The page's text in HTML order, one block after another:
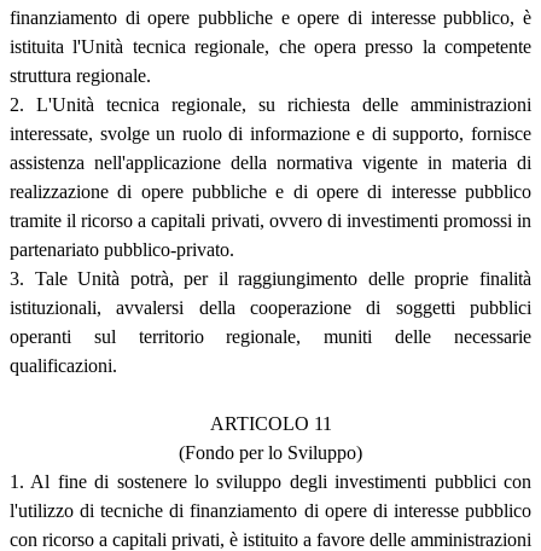
finanziamento di opere pubbliche e opere di interesse pubblico, è
istituita l'Unità tecnica regionale, che opera presso la competente
struttura regionale.
2. L'Unità tecnica regionale, su richiesta delle amministrazioni
interessate, svolge un ruolo di informazione e di supporto, fornisce
assistenza nell'applicazione della normativa vigente in materia di
realizzazione di opere pubbliche e di opere di interesse pubblico
tramite il ricorso a capitali privati, ovvero di investimenti promossi in
partenariato pubblico-privato.
3. Tale Unità potrà, per il raggiungimento delle proprie finalità
istituzionali, avvalersi della cooperazione di soggetti pubblici
operanti sul territorio regionale, muniti delle necessarie
qualificazioni.
ARTICOLO 11
(Fondo per lo Sviluppo)
1. Al fine di sostenere lo sviluppo degli investimenti pubblici con
l'utilizzo di tecniche di finanziamento di opere di interesse pubblico
con ricorso a capitali privati, è istituito a favore delle amministrazioni